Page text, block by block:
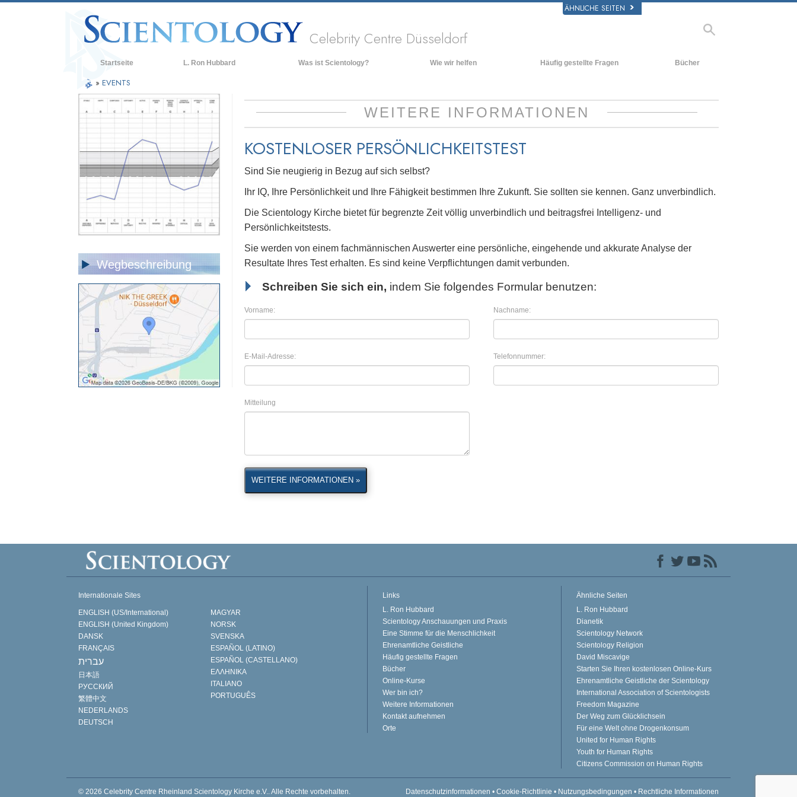
ÄHNLICHE SEITEN
Celebrity Centre Düsseldorf
Startseite L. Ron Hubbard Was ist Scientology?
Kodizes
Innerhalb einer Scientology Kirche
Die Grundprinzipien der Scientology
Eine Einführung in die Dianetik
Wie wir helfen Häufig gestellte Fragen
Innerhalb einer Scientology Kirche
Bücher
» EVENTS
WEITERE INFORMATIONEN
KOSTENLOSER PERSÖNLICHKEITSTEST
Sind Sie neugierig in Bezug auf sich selbst?
Ihr IQ, Ihre Persönlichkeit und Ihre Fähigkeit bestimmen Ihre Zukunft. Sie sollten sie kennen. Ganz unverbindlich.
Die Scientology Kirche bietet für begrenzte Zeit völlig unverbindlich und beitragsfrei Intelligenz- und
Persönlichkeitstests.
Sie werden von einem fachmännischen Auswerter eine persönliche, eingehende und akkurate Analyse der
Resultate Ihres Test erhalten. Es sind keine Verpflichtungen damit verbunden.
Schreiben Sie sich ein, indem Sie folgendes Formular benutzen:
Vorname: Nachname:
E-Mail-Adresse: Telefonnummer:
Mitteilung
WEITERE INFORMATIONEN »
Wegbeschreibung
Internationale Sites
ENGLISH (US/International)
ENGLISH (United Kingdom)
DANSK
FRANÇAIS
עברית
日本語
РУССКИЙ
繁體中文
NEDERLANDS
DEUTSCH
MAGYAR
NORSK
SVENSKA
ESPAÑOL (LATINO)
ESPAÑOL (CASTELLANO)
ΕΛΛΗΝΙΚA
ITALIANO
PORTUGUÊS
Links
L. Ron Hubbard
Scientology Anschauungen und Praxis
Eine Stimme für die Menschlichkeit
Ehrenamtliche Geistliche
Häufig gestellte Fragen
Bücher
Online-Kurse
Wer bin ich?
Weitere Informationen
Kontakt aufnehmen
Orte
Ähnliche Seiten
L. Ron Hubbard
Dianetik
Scientology Network
Scientology Religion
David Miscavige
Starten Sie Ihren kostenlosen Online-Kurs
Ehrenamtliche Geistliche der Scientology
International Association of Scientologists
Freedom Magazine
Der Weg zum Glücklichsein
Für eine Welt ohne Drogenkonsum
United for Human Rights
Youth for Human Rights
Citizens Commission on Human Rights
© 2026 Celebrity Centre Rheinland Scientology Kirche e.V..Alle Rechte vorbehalten. Datenschutzinformationen • Cookie-Richtlinie • Nutzungsbedingungen • Rechtliche Informationen